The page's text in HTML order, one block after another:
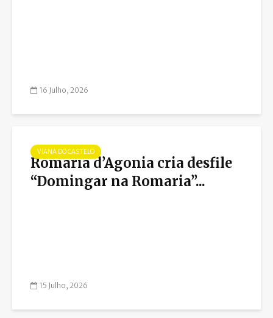
16 Julho, 2026
VIANA DO CASTELO
Romaria d’Agonia cria desfile
“Domingar na Romaria”...
15 Julho, 2026